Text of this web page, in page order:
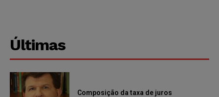
Últimas
Composição da taxa de juros